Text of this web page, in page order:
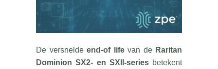
De versnelde end-of lifevan de Raritan
Dominion SX2- en SXII-seriesbetekent